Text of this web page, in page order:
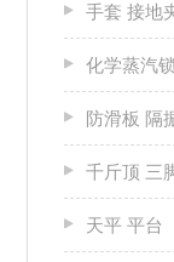
手套 接地
化学蒸汽
防滑板 隔
千斤顶 三
天平 平台